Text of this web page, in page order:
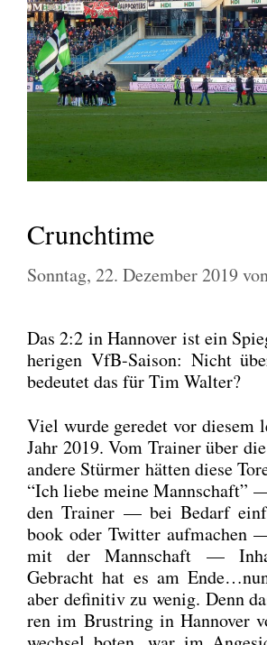
Crunchtime
Sonntag, 22. Dezember 2019
Das 2:2 in Han­no­ver ist ein
he­ri­gen VfB-Sai­son: Nicht
bedeu­tet das für Tim Wal­ter?
Viel wur­de gere­det vor die­sem
Jahr 2019. Vom Trai­ner über
ande­re Stür­mer hät­ten die­se
“Ich lie­be mei­ne Mann­schaft”
den Trai­ner — bei Bedarf
book oder Twit­ter auf­ma­chen
mit der Mann­schaft —
Gebracht hat es am
aber defi­ni­tiv zu wenig. Denn
ren im Brust­ring in Han­no­ver